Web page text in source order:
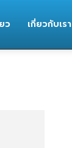
ว เกี่ยวกับเรา